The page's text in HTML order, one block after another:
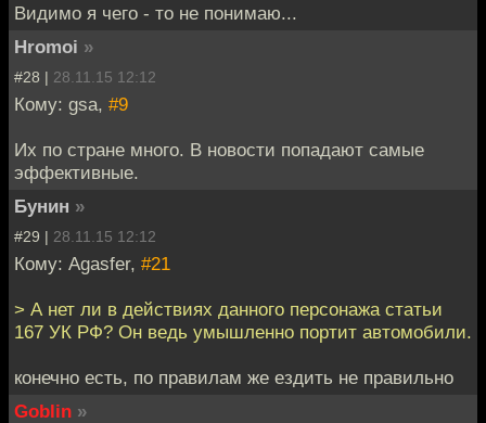
Видимо я чего - то не понимаю...
Hromoi »
#28 | 28.11.15 12:12
Кому: gsa, #9
Их по стране много. В новости попадают самые
эффективные.
Бунин »
#29 | 28.11.15 12:12
Кому: Agasfer, #21
> А нет ли в действиях данного персонажа статьи
167 УК РФ? Он ведь умышленно портит автомобили.
конечно есть, по правилам же ездить не правильно
Goblin »